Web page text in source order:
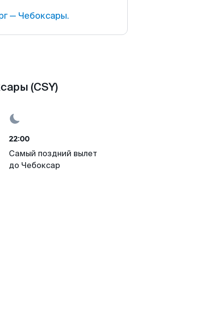
— Чебоксары.
(CSY)
22:00
Самый поздний вылет
до Чебоксар